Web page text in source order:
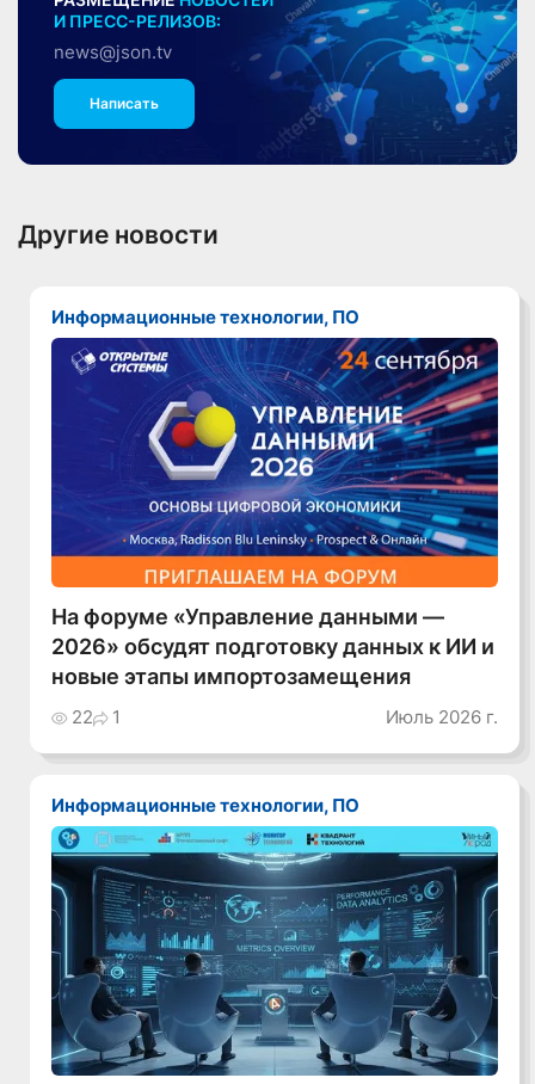
И ПРЕСС-РЕЛИЗОВ:
news@json.tv
Написать
Другие новости
Информационные технологии, ПО
На форуме «Управление данными —
2026» обсудят подготовку данных к ИИ и
новые этапы импортозамещения
22 1 Июль 2026 г.
Информационные технологии, ПО